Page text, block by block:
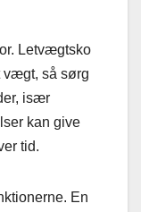
Letvægtsko
vægt, så sørg
især
kan give
tid.
En